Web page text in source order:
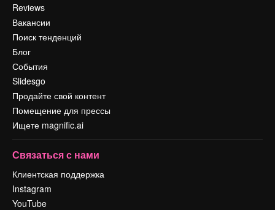
Reviews
Вакансии
Поиск тенденций
Блог
События
Slidesgo
Продайте свой контент
Помещение для прессы
Ищете magnific.ai
Связаться с нами
Клиентская поддержка
Instagram
YouTube